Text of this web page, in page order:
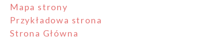
Mapa strony
Przykładowa strona
Strona Główna